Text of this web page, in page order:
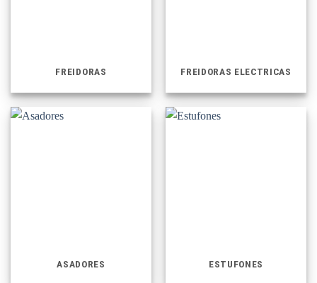
FREIDORAS FREIDORAS ELECTRICAS
ASADORES ESTUFONES